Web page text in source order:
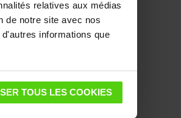
relatives aux médias
de notre site avec nos
informations que
TOUS LES COOKIES
de torréfaction,